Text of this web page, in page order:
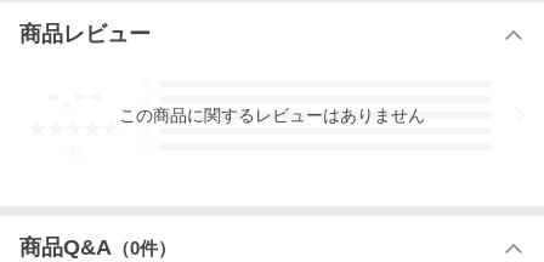
商品レビュー
3
この商品に関するレビューはありません
商品Q&A （0件）